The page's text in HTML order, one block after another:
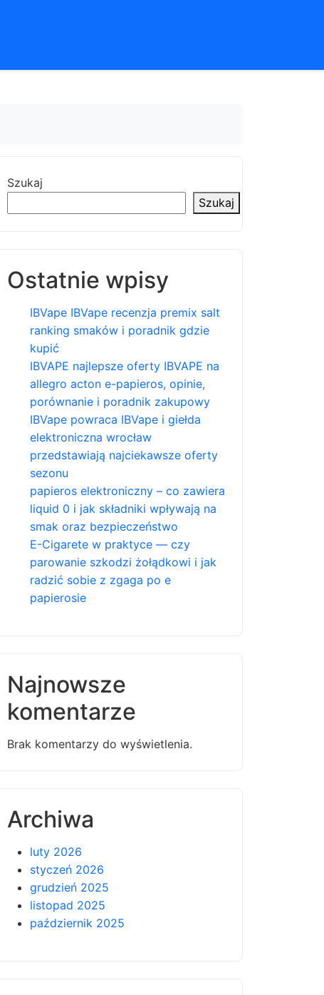
Szukaj
Szukaj
Ostatnie wpisy
IBVape IBVape recenzja premix salt
ranking smaków i poradnik gdzie
kupić
IBVAPE najlepsze oferty IBVAPE na
allegro acton e-papieros, opinie,
porównanie i poradnik zakupowy
IBVape powraca IBVape i giełda
elektroniczna wrocław
przedstawiają najciekawsze oferty
sezonu
papieros elektroniczny – co zawiera
liquid 0 i jak składniki wpływają na
smak oraz bezpieczeństwo
E-Cigarete w praktyce — czy
parowanie szkodzi żołądkowi i jak
radzić sobie z zgaga po e
papierosie
Najnowsze
komentarze
Brak komentarzy do wyświetlenia.
Archiwa
luty 2026
styczeń 2026
grudzień 2025
listopad 2025
październik 2025